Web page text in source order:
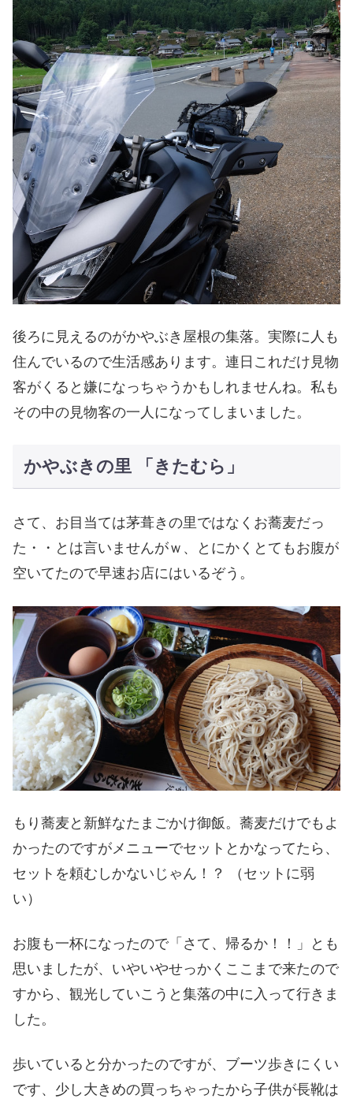
後ろに見えるのがかやぶき屋根の集落。実際に人も
住んでいるので生活感あります。連日これだけ見物
客がくると嫌になっちゃうかもしれませんね。私も
その中の見物客の一人になってしまいました。
かやぶきの里 「きたむら」
さて、お目当ては茅葺きの里ではなくお蕎麦だっ
た・・とは言いませんがｗ、とにかくとてもお腹が
空いてたので早速お店にはいるぞう。
もり蕎麦と新鮮なたまごかけ御飯。蕎麦だけでもよ
かったのですがメニューでセットとかなってたら、
セットを頼むしかないじゃん！？ （セットに弱
い）
お腹も一杯になったので「さて、帰るか！！」とも
思いましたが、いやいやせっかくここまで来たので
すから、観光していこうと集落の中に入って行きま
した。
歩いていると分かったのですが、ブーツ歩きにくい
です、少し大きめの買っちゃったから子供が長靴は